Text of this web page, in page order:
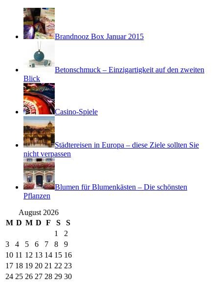
Brandnooz Box Januar 2015
Betonschmuck – Einzigartigkeit auf den zweiten
Blick
Casino-Spiele
Städtereisen in Europa – diese Ziele sollten Sie
nicht verpassen
Blumen für Blumenkästen – Die schönsten
Pflanzen
August 2026
M D M D F S
S
1
2
3
4 5 6 7 8
9
10 11 12 13 14 15 16
17 18 19 20 21 22 23
24 25 26 27 28 29 30